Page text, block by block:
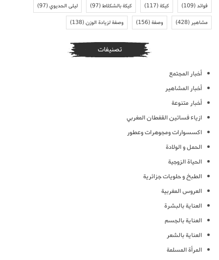
فوائد(109) كيكة(117) كيكة بالشكلاط(97) ليلى الحديوي(97)
مشاهير(428) وصفة(156) وصفة لزيادة الوزن(138)
تصنيفات
أخبار المجتمع
أخبار المشاهير
أخبار متنوعة
ازياء فساتين القفطان المغربي
اكسسوارات ومجوهرات وعطور
الحمل و الولادة
الحياة الزوجية
الطبخ و حلويات جزائرية
العروس المغربية
العناية بالبشرة
العناية بالجسم
العناية بالشعر
المرأة المسلمة